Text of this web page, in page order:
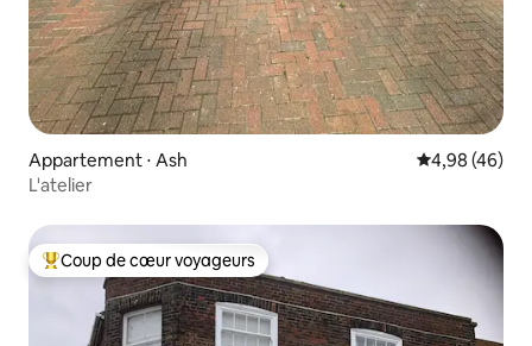
Appartement ⋅ Ash Évaluation
4,98 (46)
L'atelier
Coups de cœur voyageurs les plus appréciés
Coup de cœur voyageurs